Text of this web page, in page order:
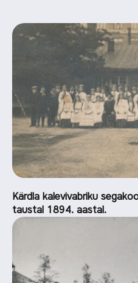
Kärdla kalevivabriku
taustal 1894. aastal.